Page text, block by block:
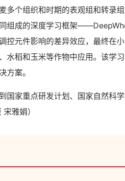
个组织和时期的表观组和转录
组成的深度学习框架
控元件影响的差异效应，最终在
水稻和玉米等作物中应用。该学
方案。
家重点研发计划、国家自然科学
雅娟）